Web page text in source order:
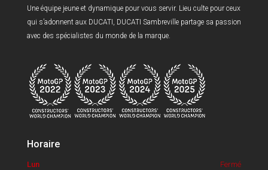
Une équipe jeune et dynamique pour vous servir. Lieu culte pour ceux
qui s’adonnent aux DUCATI, DUCATI Sambreville partage sa passion
avec des spécialistes du monde de la marque.
Horaire
Lun
Fermé